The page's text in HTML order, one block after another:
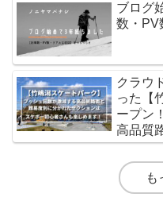
ブログ
数・PV
クラウ
った【
ープン
高品質
クショ
しめま
も